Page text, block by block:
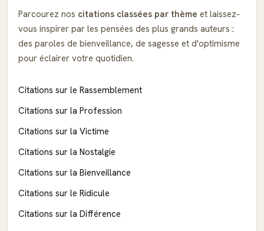
Parcourez nos citations classées par thème et laissez-
vous inspirer par les pensées des plus grands auteurs :
des paroles de bienveillance, de sagesse et d'optimisme
pour éclairer votre quotidien.
Citations sur le Rassemblement
Citations sur la Profession
Citations sur la Victime
Citations sur la Nostalgie
Citations sur la Bienveillance
Citations sur le Ridicule
Citations sur la Différence